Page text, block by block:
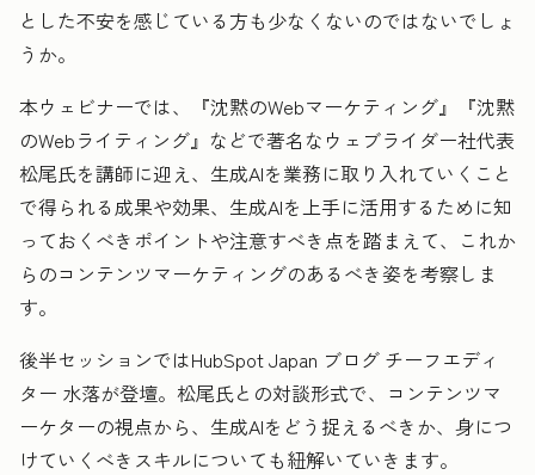
とした不安を感じている方も少なくないのではないでしょ
うか。
本ウェビナーでは、『沈黙のWebマーケティング』『沈黙
のWebライティング』などで著名なウェブライダー社代表
松尾氏を講師に迎え、生成AIを業務に取り入れていくこと
で得られる成果や効果、生成AIを上手に活用するために知
っておくべきポイントや注意すべき点を踏まえて、これか
らのコンテンツマーケティングのあるべき姿を考察しま
す。
後半セッションではHubSpot Japan ブログ チーフエディ
ター 水落が登壇。松尾氏との対談形式で、コンテンツマ
ーケターの視点から、生成AIをどう捉えるべきか、身につ
けていくべきスキルについても紐解いていきます。